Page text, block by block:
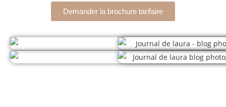
Demander la brochure tarifaire